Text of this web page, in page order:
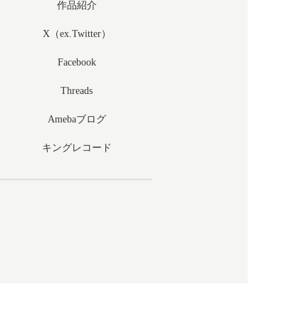
作品紹介
X（ex.Twitter）
Facebook
Threads
Amebaブログ
キングレコード